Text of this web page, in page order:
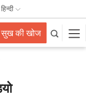
हिन्दी
सुख की खोज